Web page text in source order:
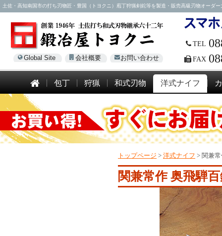
土佐・高知南国市の打ち刃物匠・豊国（トヨクニ）庖丁狩猟剣鉈等を製造・販売高級刃物オーダ
Global Site 会社概要 お問い合わせ
TEL
FAX
包丁 狩猟 和式刃物 洋式ナイフ
トップページ > 洋式ナイフ > 関兼
関兼常作 奥飛騨